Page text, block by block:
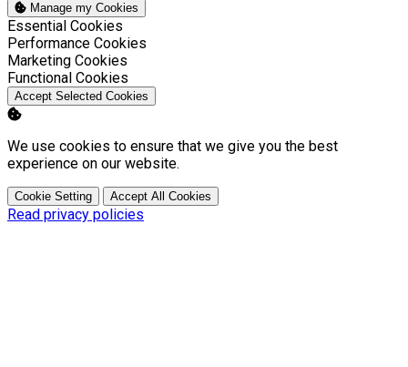
Manage my Cookies
Enable
Essential Cookies
Enable
Performance Cookies
Enable
Marketing Cookies
Enable
Functional Cookies
Accept Selected Cookies
We use cookies to ensure that we give you the best
experience on our website.
Cookie Setting Accept All Cookies
Read privacy policies